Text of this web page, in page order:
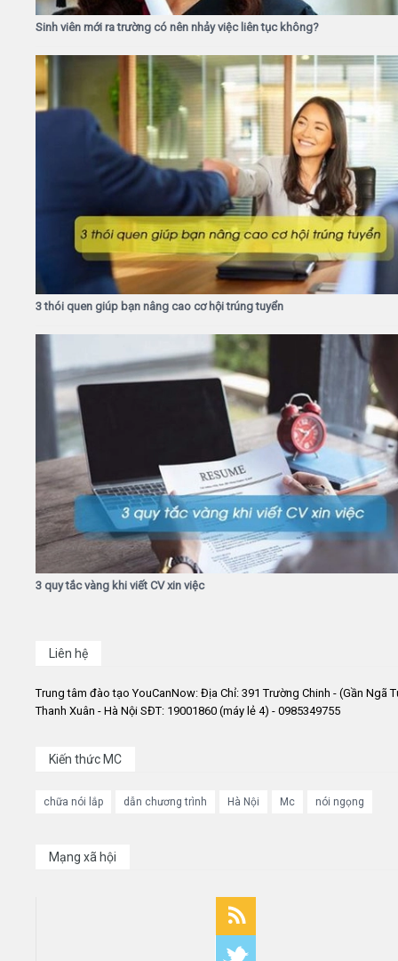
Sinh viên mới ra trường có nên nhảy việc liên tục không?
3 thói quen giúp bạn nâng cao cơ hội trúng tuyển
3 quy tắc vàng khi viết CV xin việc
Liên hệ
Trung tâm đào tạo YouCanNow: Địa Chỉ: 391 Trường Chinh - (Gần Ngã
Thanh Xuân - Hà Nội SĐT: 19001860 (máy lẻ 4) - 0985349755
Kiến thức MC
chữa nói lắp dẫn chương trình Hà Nội Mc nói ngọng
Mạng xã hội